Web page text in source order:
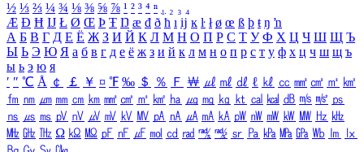
½ ⅓ ⅔ ¼ ¾ ⅛ ⅜ ⅝ ⅞ ¹ ² ³ ⁴ ⁿ ₁ ₂ ₃ ₄
Æ Ð Ħ Ĳ Ł Ø Œ Þ Ŧ Ŋ æ đ ð ħ ı ĳ ĸ ŀ ł ø œ ß þ ŧ ŋ ŉ
А Б В Г Д Е Ё Ж З И Й К Л М Н О П Р С Т У Ф Х Ц Ч Ш Щ Ъ
Ы Ь Э Ю Я а б в г д е ё ж з и й к л м н о п р с т у ф х ц ч ш щ ъ
ы ь э ю я
′ ″ ℃ Å ￠ ￡ ￥ ¤ ℉ ‰ ＄ ％ Ｆ ￦ ㎕ ㎖ ㎗ ℓ ㎘ ㏄ ㎣ ㎤ ㎥ ㎦
㎙ ㎚ ㎛ ㎜ ㎝ ㎞ ㎟ ㎠ ㎡ ㎢ ㏊ ㎍ ㎎ ㎏ ㏏ ㎈ ㎉ ㏈ ㎧ ㎨ ㎰
㎱ ㎲ ㎳ ㎴ ㎵ ㎶ ㎷ ㎸ ㎹ ㎀ ㎁ ㎂ ㎃ ㎄ ㎺ ㎻ ㎽ ㎾ ㎿ ㎐ ㎑
㎒ ㎓ ㎔ Ω ㏀ ㏁ ㎊ ㎋ ㎌ ㏖ ㏅ ㎭ ㎮ ㎯ ㏛ ㎩ ㎪ ㎫ ㎬ ㏝ ㏐
㏓